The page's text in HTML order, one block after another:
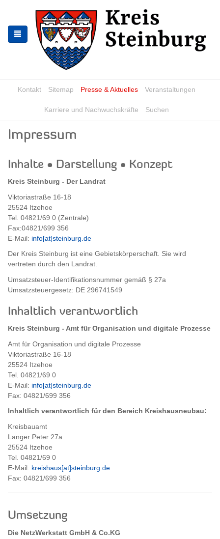
springen
springen
Kontakt Sitemap Presse & Aktuelles Veranstaltungen
Karriere und Nachwuchskräfte Suchen
Impressum
Inhalte • Darstellung • Konzept
Kreis Steinburg - Der Landrat
Viktoriastraße 16-18
25524 Itzehoe
Tel. 04821/69 0 (Zentrale)
Fax:04821/699 356
E-Mail: info[at]steinburg.de
Der Kreis Steinburg ist eine Gebietskörperschaft. Sie wird
vertreten durch den Landrat.
Umsatzsteuer-Identifikationsnummer gemäß § 27a
Umsatzsteuergesetz: DE 296741549
Inhaltlich verantwortlich
Kreis Steinburg - Amt für Organisation und digitale Prozesse
Amt für Organisation und digitale Prozesse
Viktoriastraße 16-18
25524 Itzehoe
Tel. 04821/69 0
E-Mail: info[at]steinburg.de
Fax: 04821/699 356
Inhaltlich verantwortlich für den Bereich Kreishausneubau:
Kreisbauamt
Langer Peter 27a
25524 Itzehoe
Tel. 04821/69 0
E-Mail: kreishaus[at]steinburg.de
Fax: 04821/699 356
Umsetzung
Die NetzWerkstatt GmbH & Co.KG